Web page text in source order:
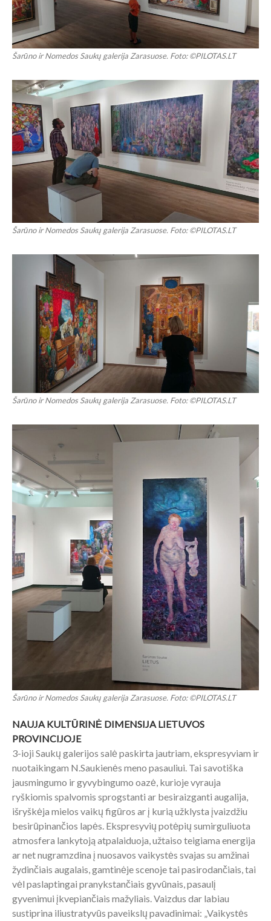
Šarūno ir Nomedos Saukų galerija Zarasuose. Foto: ©PILOTAS.LT
Šarūno ir Nomedos Saukų galerija Zarasuose. Foto: ©PILOTAS.LT
Šarūno ir Nomedos Saukų galerija Zarasuose. Foto: ©PILOTAS.LT
Šarūno ir Nomedos Saukų galerija Zarasuose. Foto: ©PILOTAS.LT
NAUJA KULTŪRINĖ DIMENSIJA LIETUVOS
PROVINCIJOJE
3-ioji Saukų galerijos salė paskirta jautriam, ekspresyviam ir
nuotaikingam N.Saukienės meno pasauliui. Tai savotiška
jausmingumo ir gyvybingumo oazė, kurioje vyrauja
ryškiomis spalvomis sprogstanti ar besiraizganti augalija,
išryškėja mielos vaikų figūros ar į kurią užklysta įvaizdžiu
besirūpinančios lapės. Ekspresyvių potėpių sumirguliuota
atmosfera lankytoją atpalaiduoja, užtaiso teigiama energija
ar net nugramzdina į nuosavos vaikystės svajas su amžinai
žydinčiais augalais, gamtinėje scenoje tai pasirodančiais, tai
vėl paslaptingai pranykstančiais gyvūnais, pasaulį
gyvenimui įkvepiančiais mažyliais. Vaizdus dar labiau
sustiprina iliustratyvūs paveikslų pavadinimai: „Vaikystės